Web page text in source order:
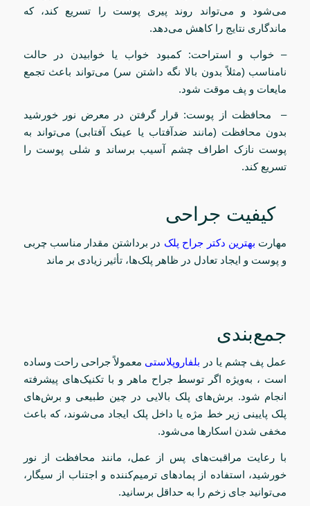
می‌شود و می‌تواند روند پیری پوست را تسریع کند، که
ماندگاری نتایج را کاهش می‌دهد.
– خواب و استراحت: کمبود خواب یا خوابیدن در حالت
نامناسب (مثلاً بدون بالا نگه داشتن سر) می‌تواند باعث تجمع
مایعات و پف موقت شود.
– محافظت از پوست: قرار گرفتن در معرض نور خورشید
بدون محافظت (مانند ضدآفتاب یا عینک آفتابی) می‌تواند به
پوست نازک اطراف چشم آسیب برساند و شلی پوست را
تسریع کند.
کیفیت جراحی
مهارت بهترین دکتر جراح پلک در برداشتن مقدار مناسب چربی
و پوست و ایجاد تعادل در ظاهر پلک‌ها، تأثیر زیادی بر ماند
جمع‌بندی
عمل پف چشم یا در بلفاروپلاستی معمولاً جراحی راحت وساده
است ، به‌ویژه اگر توسط جراح ماهر و با تکنیک‌های پیشرفته
انجام شود. برش‌های پلک بالایی در چین طبیعی و برش‌های
پلک پایینی زیر خط مژه یا داخل پلک ایجاد می‌شوند، که باعث
مخفی شدن اسکارها می‌شود.
با رعایت مراقبت‌های پس از عمل، مانند محافظت از نور
خورشید، استفاده از پمادهای ترمیم‌کننده و اجتناب از سیگار،
می‌توانید جای زخم را به حداقل برسانید.